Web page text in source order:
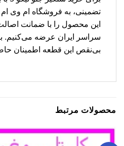
تضمینی، به فروشگاه ام وی ام
این محصول را با ضمانت
سراسر ایران عرضه می‌کنیم. با
بی‌نقص این قطعه اطمینان
محصولات مرتبط